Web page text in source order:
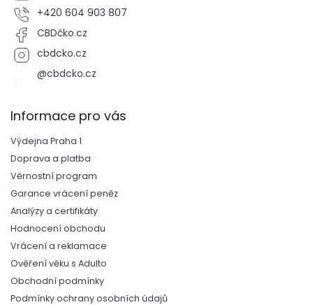
+420 604 903 807
CBDčko.cz
cbdcko.cz
@cbdcko.cz
Informace pro vás
Výdejna Praha 1
Doprava a platba
Věrnostní program
Garance vrácení peněz
Analýzy a certifikáty
Hodnocení obchodu
Vrácení a reklamace
Ověření věku s Adulto
Obchodní podmínky
Podmínky ochrany osobních údajů